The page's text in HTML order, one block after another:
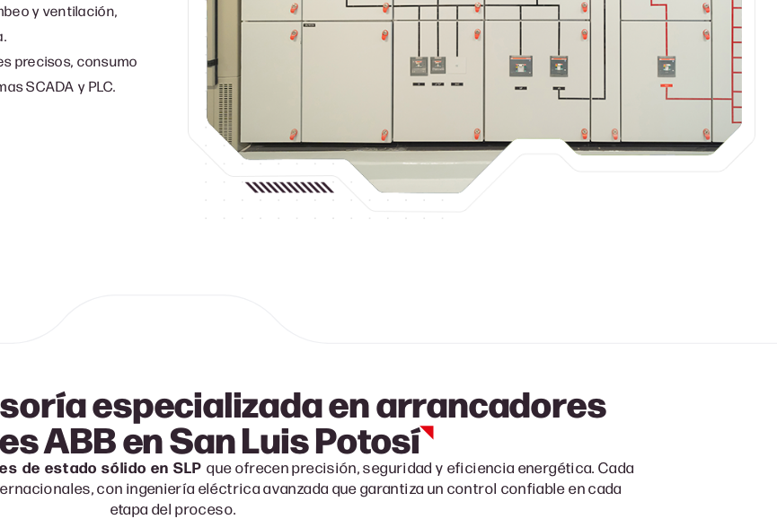
y ventilación,
precisos, consumo
SCADA y PLC.
especializada en arrancadores
ABB enSan Luis Potosí
de estado sólido en SLPque ofrecen precisión, seguridad y eficiencia energética. Cada
con ingeniería eléctrica avanzada que garantiza un control confiable en cada
etapa del proceso.